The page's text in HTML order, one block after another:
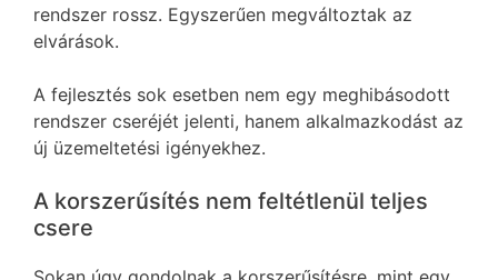
rendszer rossz. Egyszerűen megváltoztak az
elvárások.
A fejlesztés sok esetben nem egy meghibásodott
rendszer cseréjét jelenti, hanem alkalmazkodást az
új üzemeltetési igényekhez.
A korszerűsítés nem feltétlenül teljes
csere